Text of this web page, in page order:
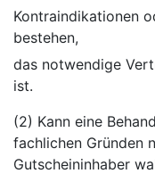
Kontraindikationen
bestehen,
das notwendige
ist.
(2) Kann eine
fachlichen Gründen
Gutscheininhaber